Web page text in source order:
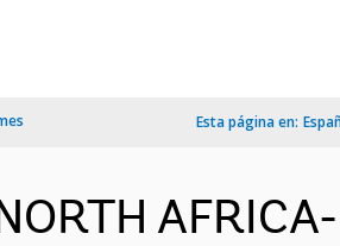
Esta página en: